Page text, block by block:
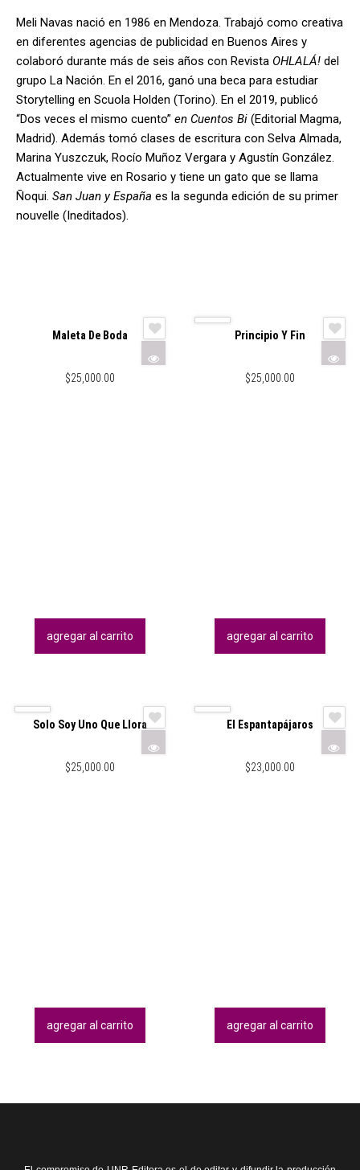
Meli Navas nació en 1986 en Mendoza. Trabajó como creativa
en diferentes agencias de publicidad en Buenos Aires y
colaboró durante más de seis años con Revista OHLALÁ! del
grupo La Nación. En el 2016, ganó una beca para estudiar
Storytelling en Scuola Holden (Torino). En el 2019, publicó
“Dos veces el mismo cuento” en Cuentos Bi (Editorial Magma,
Madrid). Además tomó clases de escritura con Selva Almada,
Marina Yuszczuk, Rocío Muñoz Vergara y Agustín González.
Actualmente vive en Rosario y tiene un gato que se llama
Ñoqui. San Juan y España es la segunda edición de su primer
nouvelle (Ineditados).
Maleta De Boda
$25,000.00
agregar al carrito
Principio Y Fin
$25,000.00
agregar al carrito
Solo Soy Uno Que Llora
$25,000.00
agregar al carrito
El Espantapájaros
$23,000.00
agregar al carrito